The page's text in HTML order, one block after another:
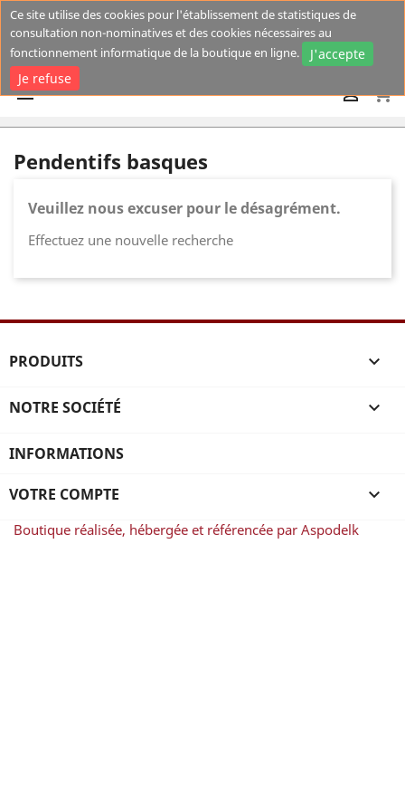
Ce site utilise des cookies pour l'établissement de statistiques de
consultation non-nominatives et des cookies nécessaires au
fonctionnement informatique de la boutique en ligne.
J'accepte
Je refuse
 shopping_cart

Pendentifs basques
Veuillez nous excuser pour le désagrément.
Effectuez une nouvelle recherche
PRODUITS 
NOTRE SOCIÉTÉ 
INFORMATIONS
VOTRE COMPTE 
Boutique réalisée, hébergée et référencée par Aspodelk